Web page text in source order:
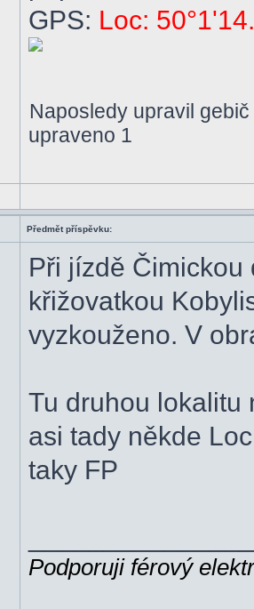
GPS: Loc:
Naposledy upravil
upraveno 1
Předmět příspěvku:
Při jízdě Čimickou
křižovatkou
vyzkouženo. V
Tu druhou lokalitu
asi tady někde
taky FP
Podporuji férový